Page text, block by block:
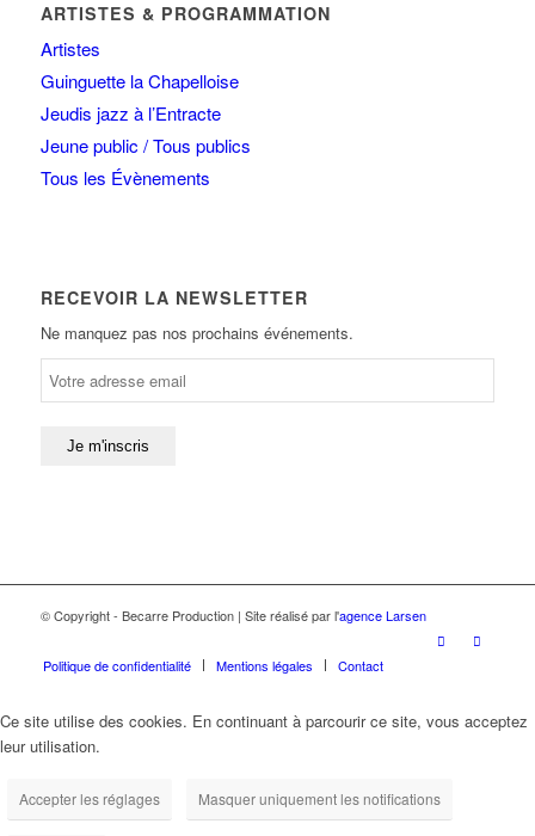
ARTISTES & PROGRAMMATION
Artistes
Guinguette la Chapelloise
Jeudis jazz à l’Entracte
Jeune public / Tous publics
Tous les Évènements
RECEVOIR LA NEWSLETTER
Ne manquez pas nos prochains événements.
© Copyright - Becarre Production | Site réalisé par l'agence Larsen
Politique de confidentialité Mentions légales Contact
Ce site utilise des cookies. En continuant à parcourir ce site, vous acceptez
leur utilisation.
Accepter les réglages Masquer uniquement les notifications